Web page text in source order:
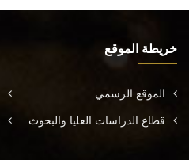
خريطة الموقع
الموقع الرسمي
قطاع الدراسات العليا والبحوث